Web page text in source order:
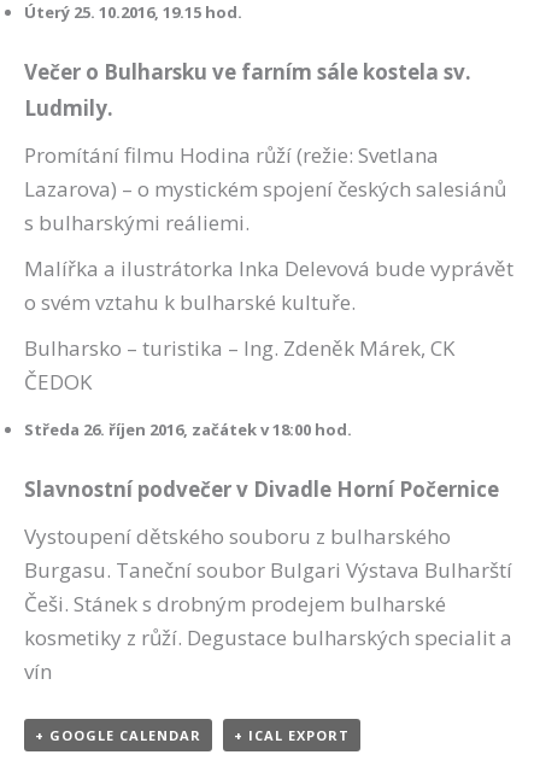
Úterý 25. 10.2016, 19.15 hod.
Večer o Bulharsku ve farním sále kostela sv.
Ludmily.
Promítání filmu Hodina růží (režie: Svetlana
Lazarova) – o mystickém spojení českých salesiánů
s bulharskými reáliemi.
Malířka a ilustrátorka Inka Delevová bude vyprávět
o svém vztahu k bulharské kultuře.
Bulharsko – turistika – Ing. Zdeněk Márek, CK
ČEDOK
Středa 26. říjen 2016, začátek v 18:00 hod.
Slavnostní podvečer v Divadle Horní Počernice
Vystoupení dětského souboru z bulharského
Burgasu. Taneční soubor Bulgari Výstava Bulharští
Češi. Stánek s drobným prodejem bulharské
kosmetiky z růží. Degustace bulharských specialit a
vín
+ GOOGLE CALENDAR + ICAL EXPORT